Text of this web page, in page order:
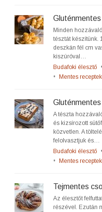
Minden
tésztát készítünk.
deszkán fél cm
kiszúróval…
Budafoki élesztő •
•
Mentes receptek
A tészta
és kizsírozott
közvetlen. A
felolvasztjuk és…
Budafoki élesztő •
•
Mentes receptek
Tejmentes
Az élesztőt
részével. Ezután